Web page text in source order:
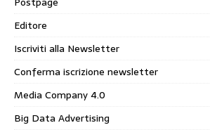
Editore
Iscriviti alla Newsletter
Conferma iscrizione newsletter
Media Company 4.0
Big Data Advertising